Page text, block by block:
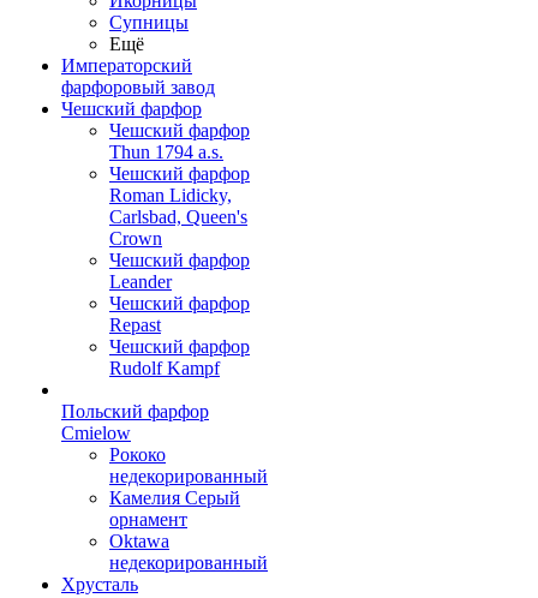
Супницы
Ещё
Императорский
фарфоровый завод
Чешский фарфор
Чешский фарфор
Thun 1794 a.s.
Чешский фарфор
Roman Lidicky,
Carlsbad, Queen's
Crown
Чешский фарфор
Leander
Чешский фарфор
Repast
Чешский фарфор
Rudolf Kampf
Польский фарфор
Сmielow
Рококо
недекорированный
Камелия Серый
орнамент
Oktawa
недекорированный
Хрусталь